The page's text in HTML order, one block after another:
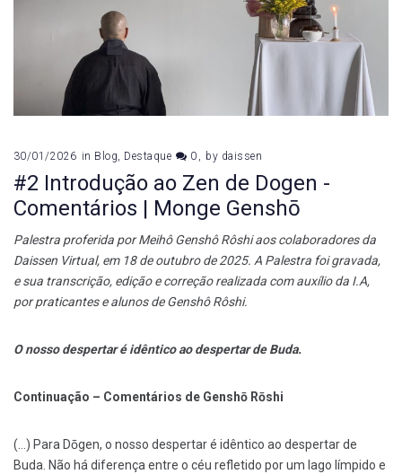
30/01/2026 in Blog, Destaque 0 by daissen
#2 Introdução ao Zen de Dogen -
Comentários | Monge Genshō
Palestra proferida por Meihô Genshô Rôshi aos colaboradores da
Daissen Virtual, em 18 de outubro de 2025. A Palestra foi gravada,
e sua transcrição, edição e correção realizada com auxílio da I.A,
por praticantes e alunos de Genshô Rôshi.
O nosso despertar é idêntico ao despertar de Buda.
Continuação – Comentários de Genshō Rōshi
(…) Para Dōgen, o nosso despertar é idêntico ao despertar de
Buda. Não há diferença entre o céu refletido por um lago límpido e